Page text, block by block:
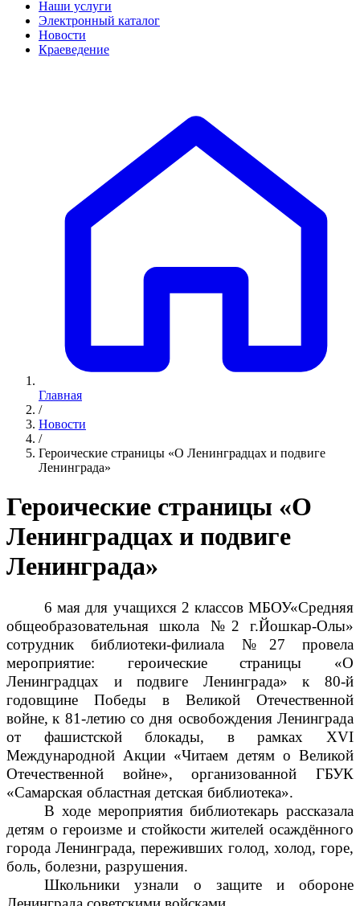
Наши услуги
Электронный каталог
Новости
Краеведение
Главная
/
Новости
/
Героические страницы «О Ленинградцах и подвиге
Ленинграда»
Героические страницы «О
Ленинградцах и подвиге
Ленинграда»
6 мая для учащихся 2 классов МБОУ«Средняя
общеобразовательная школа №2 г.Йошкар-Олы»
сотрудник библиотеки-филиала №27 провела
мероприятие: героические страницы «О
Ленинградцах и подвиге Ленинграда»к 80-й
годовщине Победы в Великой Отечественной
войне, к 81-летию со дня освобождения Ленинграда
от фашистской блокады, в рамках XVI
Международной Акции «Читаем детям о Великой
Отечественной войне», организованной ГБУК
«Самарская областная детская библиотека».
В ходе мероприятия библиотекарь рассказала
детям о героизме и стойкости жителей осаждённого
города Ленинграда, переживших голод, холод, горе,
боль, болезни, разрушения.
Школьники узнали о защите и обороне